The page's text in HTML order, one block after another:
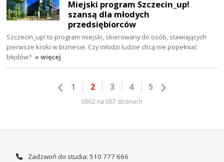
Miejski program Szczecin_up!
szansą dla młodych
przedsiębiorców
Szczecin_up! to program miejski, skierowany do osób, stawiających
pierwsze kroki w biznesie. Czy młodzi ludzie chcą nie popełniać
błędów? » więcej
1 2 3 4 5
6662 na 667 stronach
Zadzwoń do studia: 510 777 666